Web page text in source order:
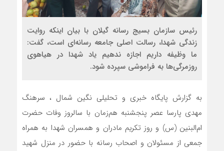
رئیس سازمان بسیج رسانه گیلان با بیان اینکه روایت
زندگی شهدا، رسالت اصلی جامعه رسانه‌ای است، گفت:
ما وظیفه داریم اجازه ندهیم یاد شهدا در هیاهوی
روزمرگی‌ها به فراموشی سپرده شود.
به گزارش پایگاه خبری و تحلیلی نگین شمال ، سرهنگ
مهدی پارسا عصر پنجشنبه هم‌زمان با سالروز وفات حضرت
ام‌البنین (س) و روز تکریم مادران و همسران شهدا به همراه
جمعی از مسئولان و اصحاب رسانه با حضور در منزل شهید